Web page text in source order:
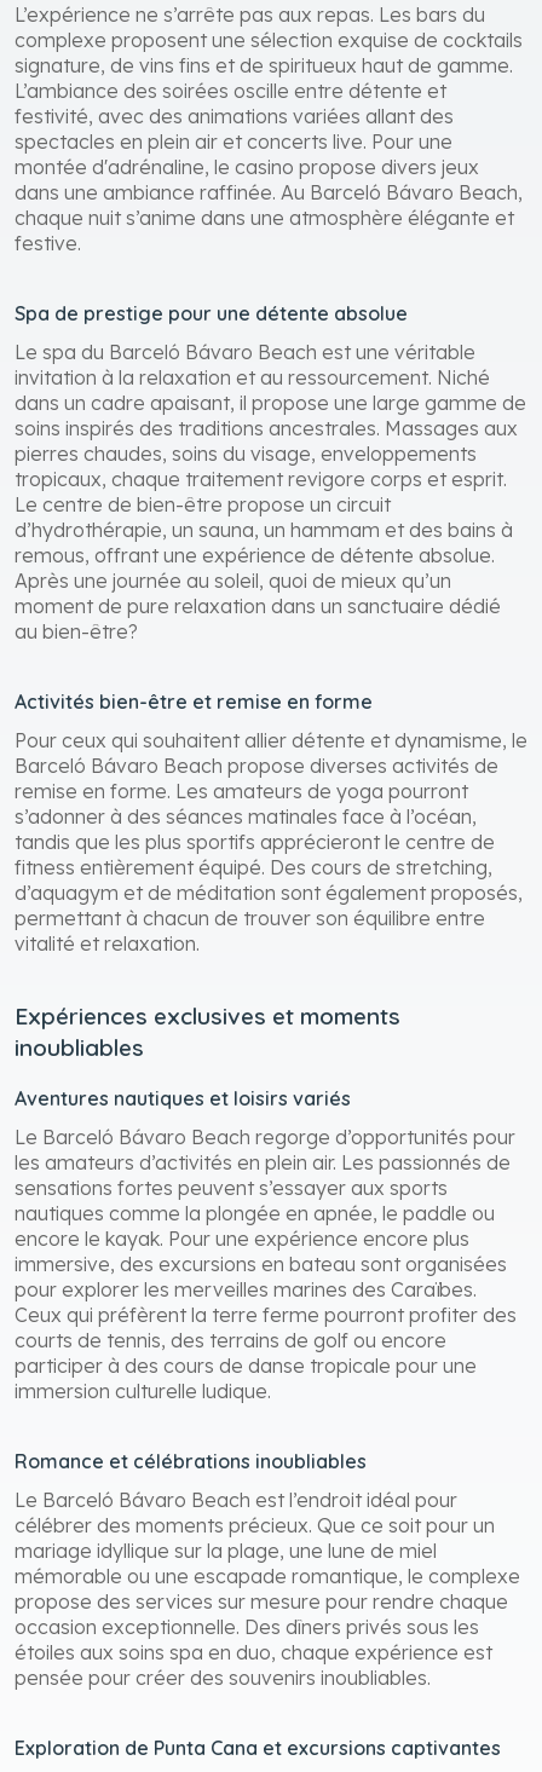
L’expérience ne s’arrête pas aux repas. Les bars du
complexe proposent une sélection exquise de cocktails
signature, de vins fins et de spiritueux haut de gamme.
L’ambiance des soirées oscille entre détente et
festivité, avec des animations variées allant des
spectacles en plein air et concerts live. Pour une
montée d'adrénaline, le casino propose divers jeux
dans une ambiance raffinée. Au Barceló Bávaro Beach,
chaque nuit s’anime dans une atmosphère élégante et
festive.
Spa de prestige pour une détente absolue
Le spa du Barceló Bávaro Beach est une véritable
invitation à la relaxation et au ressourcement. Niché
dans un cadre apaisant, il propose une large gamme de
soins inspirés des traditions ancestrales. Massages aux
pierres chaudes, soins du visage, enveloppements
tropicaux, chaque traitement revigore corps et esprit.
Le centre de bien-être propose un circuit
d’hydrothérapie, un sauna, un hammam et des bains à
remous, offrant une expérience de détente absolue.
Après une journée au soleil, quoi de mieux qu’un
moment de pure relaxation dans un sanctuaire dédié
au bien-être?
Activités bien-être et remise en forme
Pour ceux qui souhaitent allier détente et dynamisme, le
Barceló Bávaro Beach propose diverses activités de
remise en forme. Les amateurs de yoga pourront
s’adonner à des séances matinales face à l’océan,
tandis que les plus sportifs apprécieront le centre de
fitness entièrement équipé. Des cours de stretching,
d’aquagym et de méditation sont également proposés,
permettant à chacun de trouver son équilibre entre
vitalité et relaxation.
Expériences exclusives et moments
inoubliables
Aventures nautiques et loisirs variés
Le Barceló Bávaro Beach regorge d’opportunités pour
les amateurs d’activités en plein air. Les passionnés de
sensations fortes peuvent s’essayer aux sports
nautiques comme la plongée en apnée, le paddle ou
encore le kayak. Pour une expérience encore plus
immersive, des excursions en bateau sont organisées
pour explorer les merveilles marines des Caraïbes.
Ceux qui préfèrent la terre ferme pourront profiter des
courts de tennis, des terrains de golf ou encore
participer à des cours de danse tropicale pour une
immersion culturelle ludique.
Romance et célébrations inoubliables
Le Barceló Bávaro Beach est l’endroit idéal pour
célébrer des moments précieux. Que ce soit pour un
mariage idyllique sur la plage, une lune de miel
mémorable ou une escapade romantique, le complexe
propose des services sur mesure pour rendre chaque
occasion exceptionnelle. Des dîners privés sous les
étoiles aux soins spa en duo, chaque expérience est
pensée pour créer des souvenirs inoubliables.
Exploration de Punta Cana et excursions captivantes